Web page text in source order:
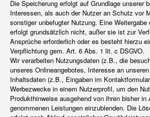
Die Speicherung erfolgt auf Grundlage unserer
Interessen, als auch der Nutzer an Schutz vor
sonstiger unbefugter Nutzung. Eine Weitergabe
erfolgt grundsätzlich nicht, außer sie ist zur
Ansprüche erforderlich oder es besteht hierzu
Verpflichtung gem. Art. 6 Abs. 1 lit. c DSGVO.
Wir verarbeiten Nutzungsdaten (z.B., die
unseres Onlineangebotes, Interesse an
Inhaltsdaten (z.B., Eingaben im
Werbezwecke in einem Nutzerprofil, um den
Produkthinweise ausgehend von ihren bisher in
genommenen Leistungen einzublenden. Die